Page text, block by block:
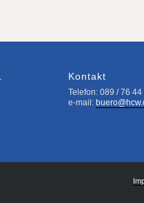
Kontakt
Telefon: 089 / 76 44
e-mail: